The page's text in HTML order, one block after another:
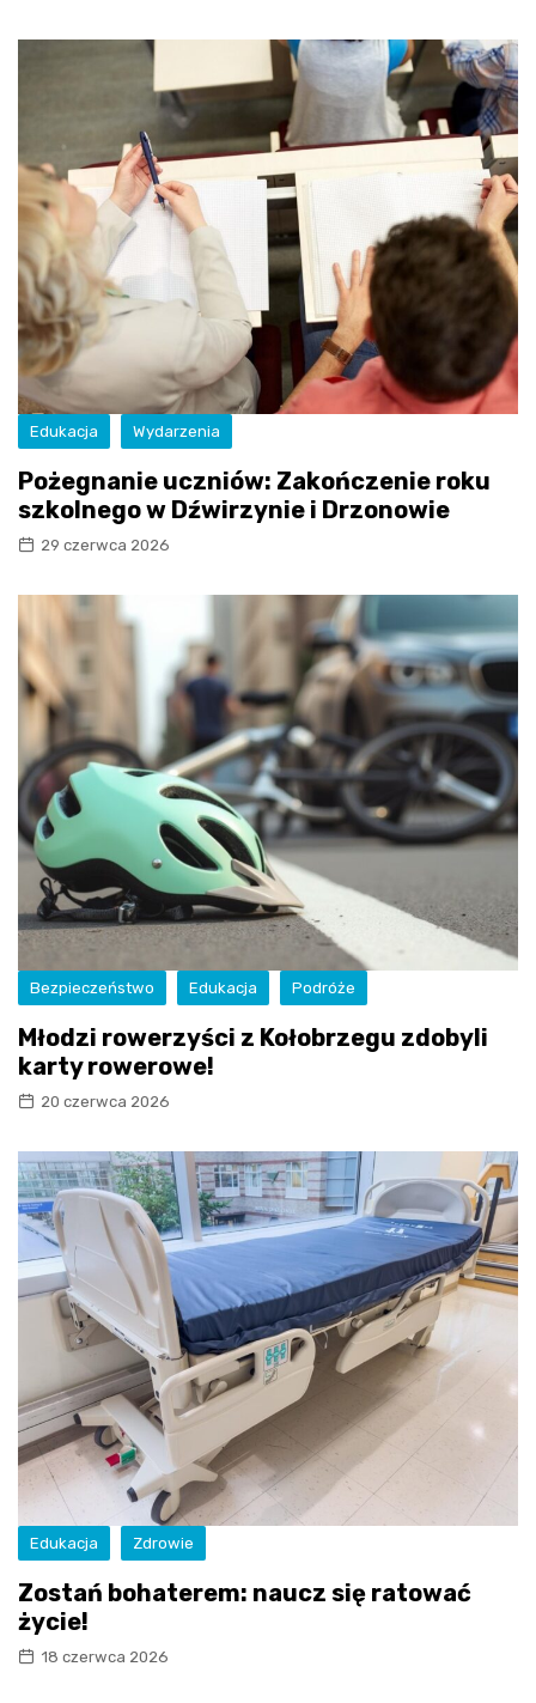
Edukacja Wydarzenia
Pożegnanie uczniów: Zakończenie roku
szkolnego w Dźwirzynie i Drzonowie
29 czerwca 2026
Bezpieczeństwo Edukacja Podróże
Młodzi rowerzyści z Kołobrzegu zdobyli
karty rowerowe!
20 czerwca 2026
Edukacja Zdrowie
Zostań bohaterem: naucz się ratować
życie!
18 czerwca 2026